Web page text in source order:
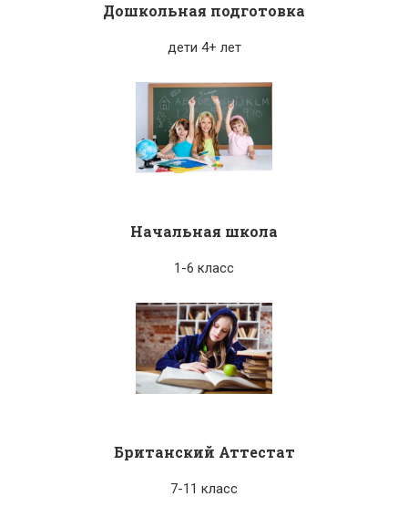
Дошкольная подготовка
дети 4+ лет
Начальная школа
1-6 класс
Британский Аттестат
7-11 класс